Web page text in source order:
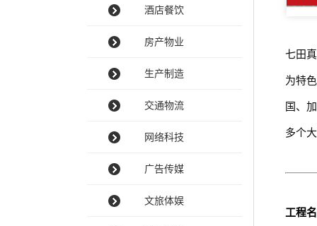
酒店餐饮
房产物业
生产制造
交通物流
网络科技
广告传媒
文旅体娱
七田
为特
国、
多个
工程